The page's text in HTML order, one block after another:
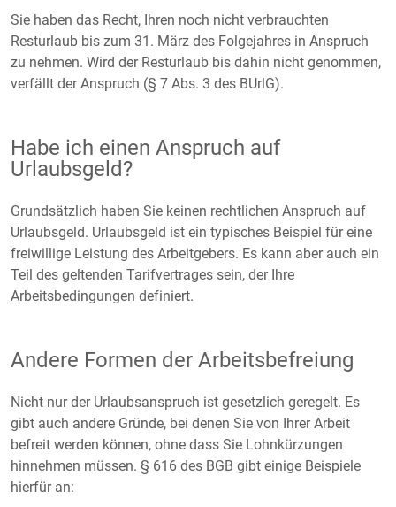
Sie haben das Recht, Ihren noch nicht verbrauchten
Resturlaub bis zum 31. März des Folgejahres in Anspruch
zu nehmen. Wird der Resturlaub bis dahin nicht genommen,
verfällt der Anspruch (§ 7 Abs. 3 des BUrlG).
Habe ich einen Anspruch auf
Urlaubsgeld?
Grundsätzlich haben Sie keinen rechtlichen Anspruch auf
Urlaubsgeld. Urlaubsgeld ist ein typisches Beispiel für eine
freiwillige Leistung des Arbeitgebers. Es kann aber auch ein
Teil des geltenden Tarifvertrages sein, der Ihre
Arbeitsbedingungen definiert.
Andere Formen der Arbeitsbefreiung
Nicht nur der Urlaubsanspruch ist gesetzlich geregelt. Es
gibt auch andere Gründe, bei denen Sie von Ihrer Arbeit
befreit werden können, ohne dass Sie Lohnkürzungen
hinnehmen müssen. § 616 des BGB gibt einige Beispiele
hierfür an: